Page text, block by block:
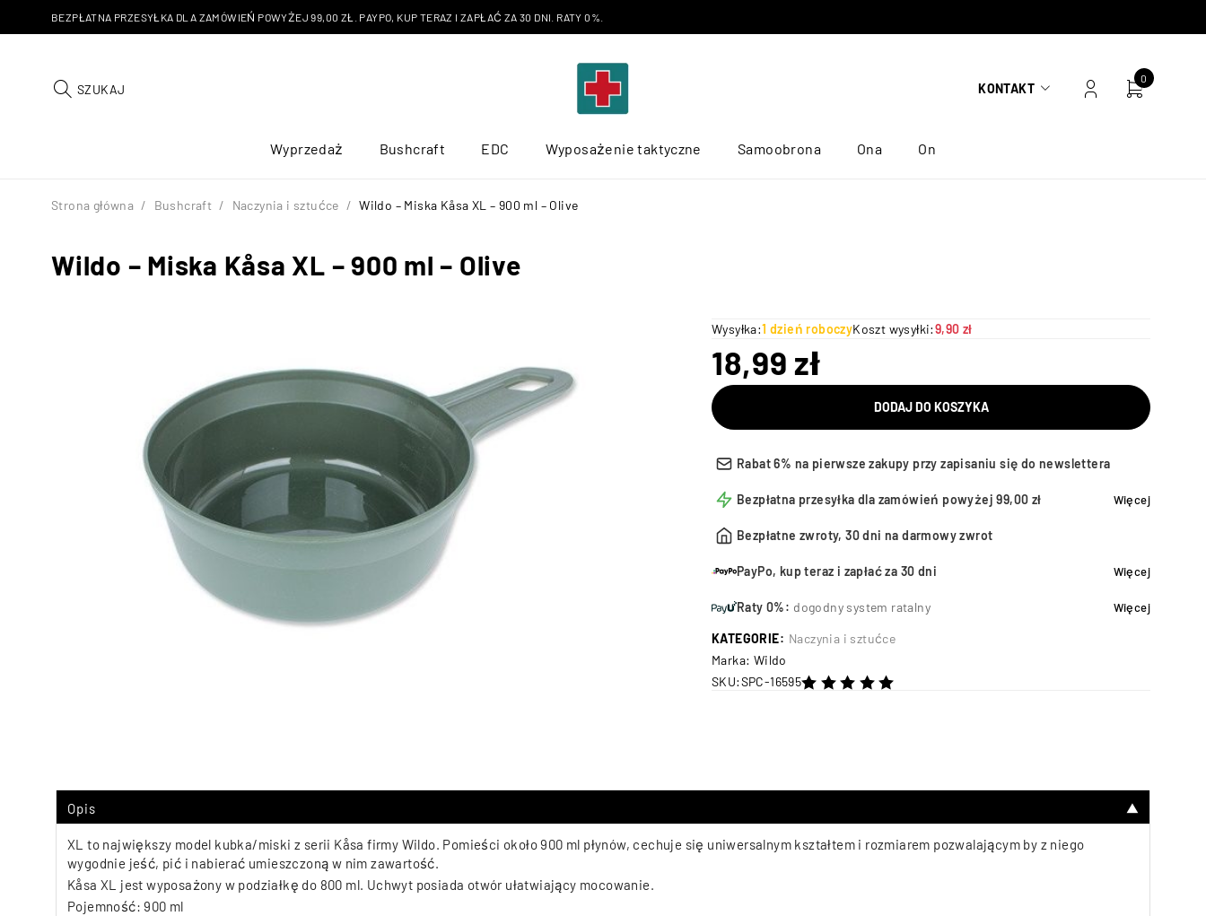
BEZPŁATNA PRZESYŁKA DLA ZAMÓWIEŃ POWYŻEJ 99,00 ZŁ. PAYPO, KUP TERAZ I ZAPŁAĆ ZA 30 DNI. RATY 0%.
SZUKAJ KONTAKT
0
Wyprzedaż Bushcraft EDC Wyposażenie taktyczne Samoobrona Ona On
Wildo – Miska Kåsa XL – 900 ml – Olive
Strona główna / Bushcraft / Naczynia i sztućce / Wildo – Miska Kåsa XL – 900 ml – Olive
Wysyłka:1 dzień roboczyKoszt wysyłki:9,90 zł
18,99zł
DODAJ DO KOSZYKA
Rabat 6% na pierwsze zakupy przy zapisaniu się do newslettera
Bezpłatna przesyłka dla zamówień powyżej 99,00 zł Więcej
Bezpłatne zwroty, 30 dni na darmowy zwrot
PayPo, kup teraz i zapłać za 30 dni Więcej
Raty 0%: dogodny system ratalny Więcej
KATEGORIE: Naczynia i sztućce
Marka: Wildo
SKU:SPC-16595
Opis ▼
XL to największy model kubka/miski z serii Kåsa firmy Wildo. Pomieści około 900 ml płynów, cechuje się uniwersalnym kształtem i rozmiarem pozwalającym by z niego
wygodnie jeść, pić i nabierać umieszczoną w nim zawartość.
Kåsa XL jest wyposażony w podziałkę do 800 ml. Uchwyt posiada otwór ułatwiający mocowanie.
Pojemność: 900 ml